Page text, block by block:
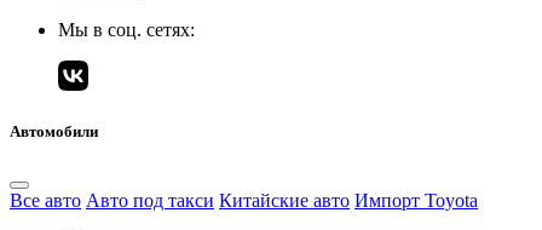
Мы в соц. сетях:
Автомобили
Все авто Авто под такси Китайские авто Импорт Toyota